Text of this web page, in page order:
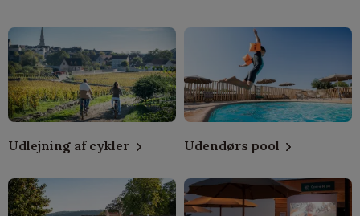
Udlejning af cykler Udendørs pool